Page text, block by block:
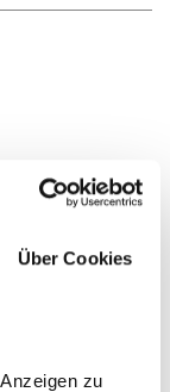
Über Cookies
zu